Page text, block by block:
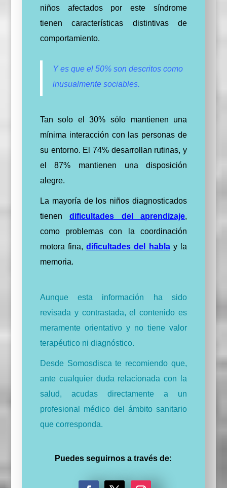
niños afectados por este síndrome
tienen características distintivas de
comportamiento.
Y es que el 50% son descritos como
inusualmente sociables.
Tan solo el 30% sólo mantienen una
mínima interacción con las personas de
su entorno. El 74% desarrollan rutinas, y
el 87% mantienen una disposición
alegre.
La mayoría de los niños diagnosticados
tienendificultades del aprendizaje,
como problemas con la coordinación
motora fina, dificultades del habla y la
memoria.
Aunque esta información ha sido
revisada y contrastada, el contenido es
meramente orientativo y no tiene valor
terapéutico ni diagnóstico.
Desde Somosdisca te recomiendo que,
ante cualquier duda relacionada con la
salud, acudas directamente a un
profesional médico del ámbito sanitario
que corresponda.
Puedes seguirnos a través de: